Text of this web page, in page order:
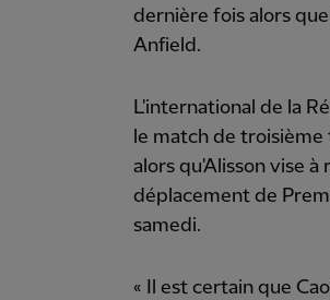
dernière fois alors
Anfield.
L'international de la
le match de
alors qu'Alisson vise
déplacement de
samedi.
« Il est certain que